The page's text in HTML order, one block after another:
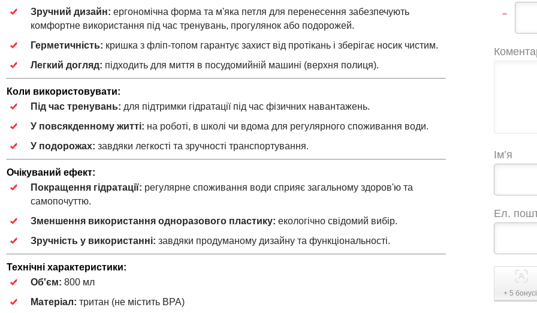
Зручний дизайн: ергономічна форма та м'яка петля для перенесення забезпечують
комфортне використання під час тренувань, прогулянок або подорожей.
Герметичність: кришка з фліп-топом гарантує захист від протікань і зберігає носик чистим.
Легкий догляд: підходить для миття в посудомийній машині (верхня полиця).
Коли використовувати:
Під час тренувань: для підтримки гідратації під час фізичних навантажень.
У повсякденному житті: на роботі, в школі чи вдома для регулярного споживання води.
У подорожах: завдяки легкості та зручності транспортування.
Очікуваний ефект:
Покращення гідратації: регулярне споживання води сприяє загальному здоров'ю та
самопочуттю.
Зменшення використання одноразового пластику: екологічно свідомий вибір.
Зручність у використанні: завдяки продуманому дизайну та функціональності.
Технічні характеристики:
Об'єм: 800 мл
Матеріал: тритан (не містить BPA)
-
Ім’я
Ел.
+ 5